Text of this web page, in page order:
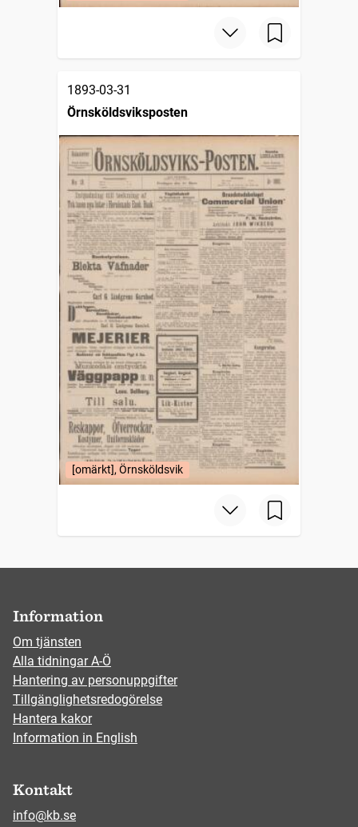
1893-03-31
Örnsköldsviksposten
[omärkt], Örnsköldsvik
Information
Om tjänsten
Alla tidningar A-Ö
Hantering av personuppgifter
Tillgänglighetsredogörelse
Hantera kakor
Information in English
Kontakt
info@kb.se